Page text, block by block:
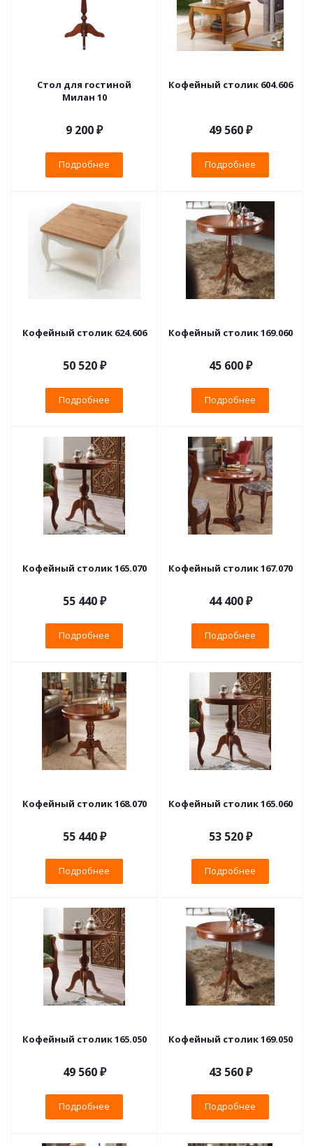
Стол для гостиной
Милан 10
9 200 ₽
Подробнее
Кофейный столик 604.606
49 560 ₽
Подробнее
Кофейный столик 624.606
50 520 ₽
Подробнее
Кофейный столик 169.060
45 600 ₽
Подробнее
Кофейный столик 165.070
55 440 ₽
Подробнее
Кофейный столик 167.070
44 400 ₽
Подробнее
Кофейный столик 168.070
55 440 ₽
Подробнее
Кофейный столик 165.060
53 520 ₽
Подробнее
Кофейный столик 165.050
49 560 ₽
Подробнее
Кофейный столик 169.050
43 560 ₽
Подробнее